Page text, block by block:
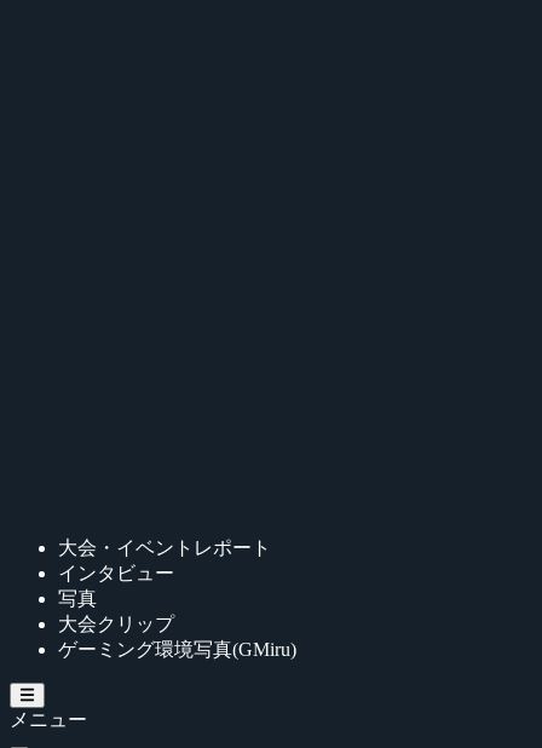
大会・イベントレポート
インタビュー
写真
大会クリップ
ゲーミング環境写真(GMiru)
メニュー